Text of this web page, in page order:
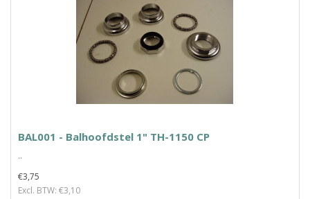
BAL001 - Balhoofdstel 1" TH-1150 CP
..
€3,75
Excl. BTW: €3,10